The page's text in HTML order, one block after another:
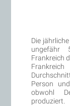
Die
ungefähr
Frankreich
Person
obwohl
produziert.